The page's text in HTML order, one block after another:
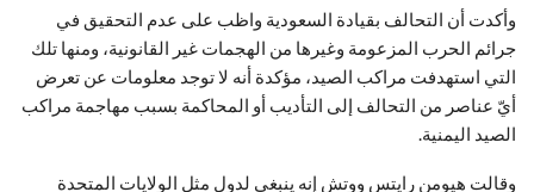
وأكدت أن التحالف بقيادة السعودية واظب على عدم التحقيق في
جرائم الحرب المزعومة وغيرها من الهجمات غير القانونية، ومنها تلك
التي استهدفت مراكب الصيد، مؤكدة أنه لا توجد معلومات عن تعرض
أيّ عناصر من التحالف إلى التأديب أو المحاكمة بسبب مهاجمة مراكب
الصيد اليمنية.
وقالت هيومن رايتس ووتش إنه ينبغي لدول مثل الولايات المتحدة